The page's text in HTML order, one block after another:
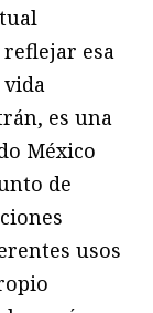
esa
es una
México
de
usos